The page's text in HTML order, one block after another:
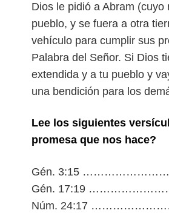
Dios le pidió a Abram
pueblo, y se fuera a otra
vehículo para cumplir sus
Palabra del Señor. Si Dios
extendida y a tu pueblo y
una bendición para los
Lee los siguientes
promesa que nos hace?
Gén. 3:15
Gén. 17:19
Núm. 24:17